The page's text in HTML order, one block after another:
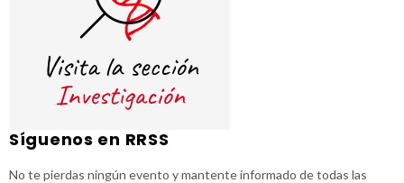
Síguenos en RRSS
No te pierdas ningún evento y mantente informado de todas las